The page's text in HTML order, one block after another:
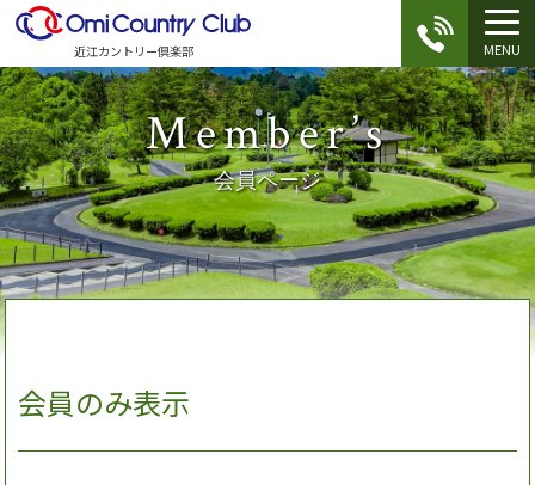
近江カントリー倶楽部 MENU
Member’s
会員ページ
会員のみ表示